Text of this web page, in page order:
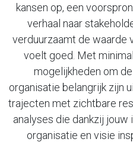
kansen op, een
verhaal naar
verduurzaamt de waarde
voelt goed. Met
mogelijkheden om
organisatie belangrijk zijn
trajecten met zichtbare
analyses die dankzij jouw
organisatie en visie